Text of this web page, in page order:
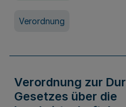
Verordnung
Verordnung zur
Gesetzes über die